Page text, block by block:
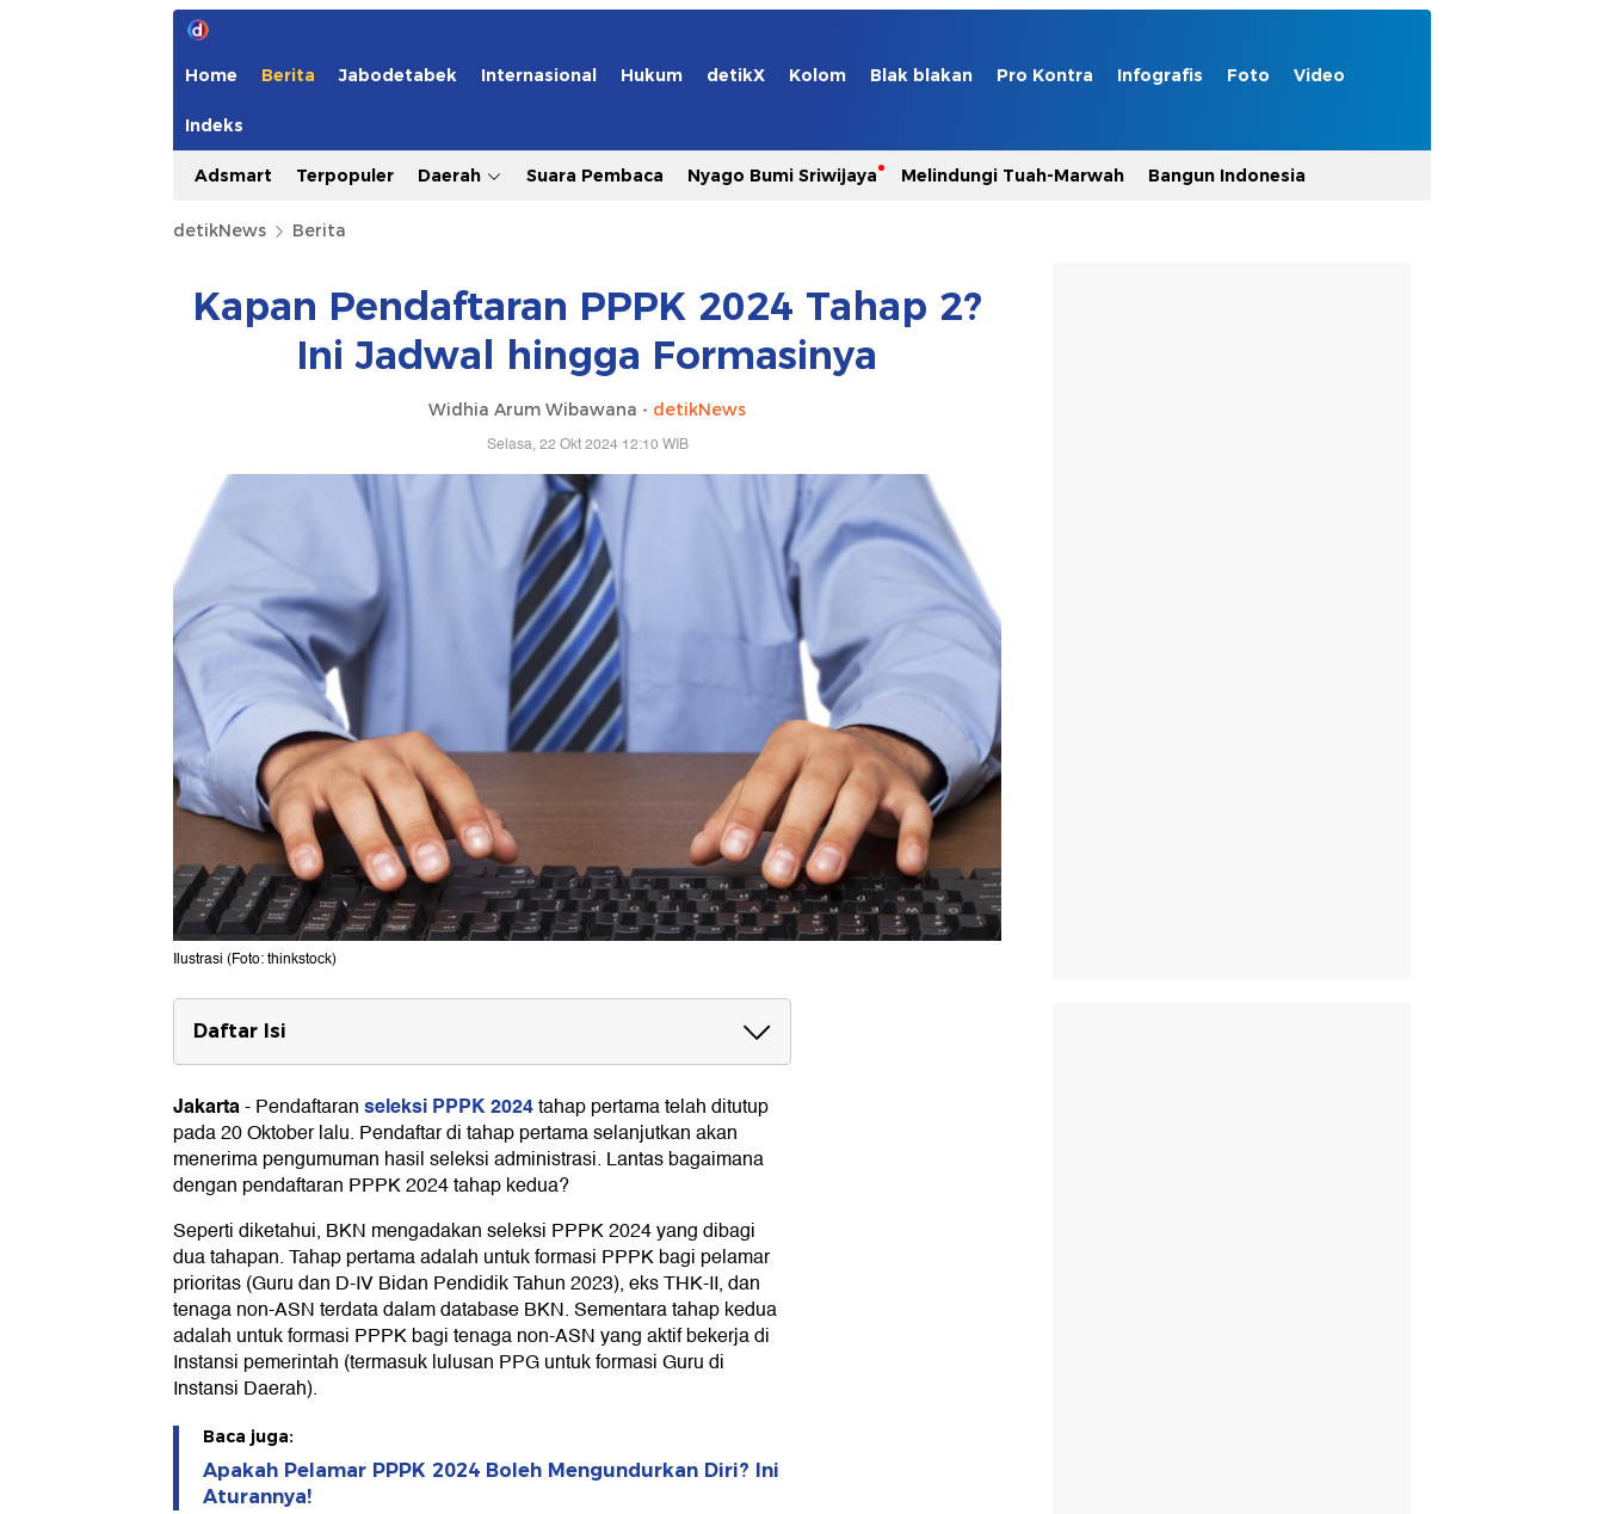
Home Berita Jabodetabek Internasional Hukum detikX Kolom Blak blakan Pro Kontra Infografis Foto Video
Indeks
Adsmart Terpopuler Daerah Suara Pembaca Nyago Bumi Sriwijaya Melindungi Tuah-Marwah Bangun Indonesia
detikNews Berita
Kapan Pendaftaran PPPK 2024 Tahap 2?
Ini Jadwal hingga Formasinya
Widhia Arum Wibawana - detikNews
Selasa, 22 Okt 2024 12:10 WIB
Ilustrasi (Foto: thinkstock)
Daftar Isi
Jadwal Seleksi PPPK 2024 Tahap Kedua
Syarat dan Cara Daftar Seleksi PPPK 2024
Jakarta-Pendaftaranseleksi PPPK 2024tahap pertama telah ditutup
pada 20 Oktober lalu. Pendaftar di tahap pertama selanjutkan akan
menerima pengumuman hasil seleksi administrasi. Lantas bagaimana
dengan pendaftaran PPPK 2024 tahap kedua?
Seperti diketahui, BKN mengadakan seleksi PPPK 2024 yang dibagi
dua tahapan. Tahap pertama adalah untuk formasi PPPK bagi pelamar
prioritas (Guru dan D-IV Bidan Pendidik Tahun 2023), eks THK-II, dan
tenaga non-ASN terdata dalam database BKN. Sementara tahap kedua
adalah untuk formasi PPPK bagi tenaga non-ASN yang aktif bekerja di
Instansi pemerintah (termasuk lulusan PPG untuk formasi Guru di
Instansi Daerah).
Baca juga:
Apakah Pelamar PPPK 2024 Boleh Mengundurkan Diri? Ini
Aturannya!